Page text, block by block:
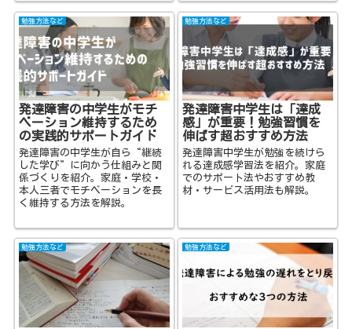
参考になさってみてください。
勉強方法など
発達障害の中学生がモチ
ベーション維持するため
の実践的サポートガイド
発達障害の中学生が自ら“継続
した学び”に向かう仕組みと関
係づくりを紹介。家庭・学校・
本人三者でモチベーションを長
く維持する方法を解説。
勉強方法など
発達障害中学生は「達成
感」が重要！勉強習慣を
伸ばす超おすすめ方法
発達障害中学生が勉強を続けら
れる達成感学習法を紹介。家庭
でのサポート法やおすすめ教
材・サービス活用法も解説。
勉強方法など 勉強方法など